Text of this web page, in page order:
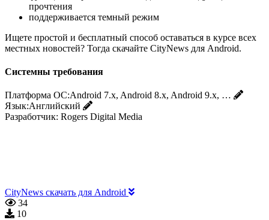
прочтения
поддерживается темный режим
Ищете простой и бесплатный способ оставаться в курсе всех
местных новостей? Тогда скачайте CityNews для Android.
Системны требования
Платформа ОС:Android 7.x, Android 8.x, Android 9.x, …
Язык:Английский
Разработчик: Rogers Digital Media
CityNews скачать для Android
34
10